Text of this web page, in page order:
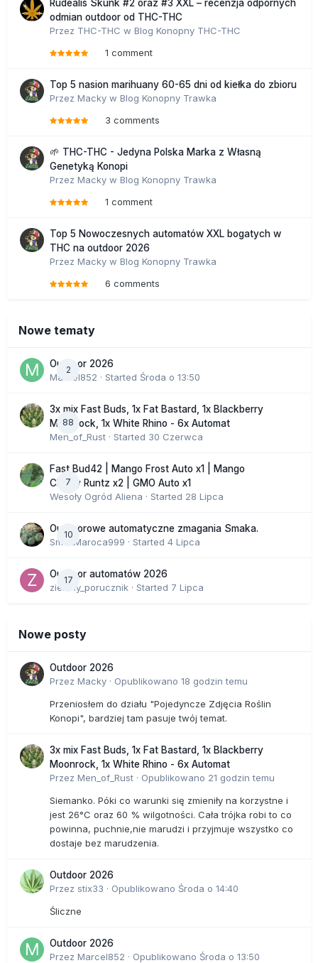
Rudealis Skunk #2 oraz #3 XXL – recenzja odpornych
odmian outdoor od THC-THC
Przez THC-THC w Blog Konopny THC-THC
1 comment
Top 5 nasion marihuany 60-65 dni od kiełka do zbioru
Przez Macky w Blog Konopny Trawka
3 comments
🌱 THC-THC - Jedyna Polska Marka z Własną
Genetyką Konopi
Przez Macky w Blog Konopny Trawka
1 comment
Top 5 Nowoczesnych automatów XXL bogatych w
THC na outdoor 2026
Przez Macky w Blog Konopny Trawka
6 comments
Nowe tematy
2
Outdoor 2026
Marcel852 · Started Środa o 13:50
88
3x mix Fast Buds, 1x Fat Bastard, 1x Blackberry
Moonrock, 1x White Rhino - 6x Automat
Men_of_Rust · Started 30 Czerwca
7
Fast Bud42 | Mango Frost Auto x1 | Mango
Cherry Runtz x2 | GMO Auto x1
Wesoły Ogród Aliena · Started 28 Lipca
10
Outdoorowe automatyczne zmagania Smaka.
SmakMaroca999 · Started 4 Lipca
17
Outdoor automatów 2026
zielony_porucznik · Started 7 Lipca
Nowe posty
Outdoor 2026
Przez Macky · Opublikowano 18 godzin temu
Przeniosłem do działu "Pojedyncze Zdjęcia Roślin
Konopi", bardziej tam pasuje twój temat.
3x mix Fast Buds, 1x Fat Bastard, 1x Blackberry
Moonrock, 1x White Rhino - 6x Automat
Przez Men_of_Rust · Opublikowano 21 godzin temu
Siemanko. Póki co warunki się zmieniły na korzystne i
jest 26°C oraz 60 % wilgotności. Cała trójka robi to co
powinna, puchnie,nie marudzi i przyjmuje wszystko co
dostaje bez marudzenia.
Outdoor 2026
Przez stix33 · Opublikowano Środa o 14:40
Śliczne
Outdoor 2026
Przez Marcel852 · Opublikowano Środa o 13:50